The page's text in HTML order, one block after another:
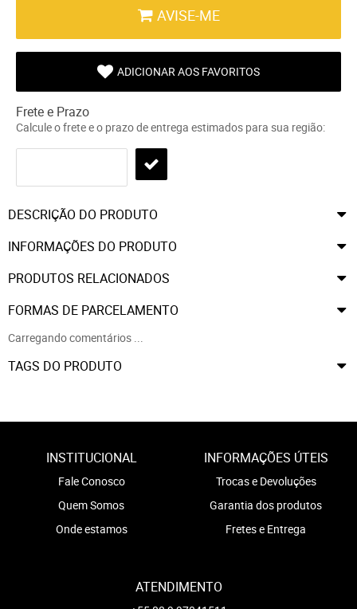
AVISE-ME
ADICIONAR AOS FAVORITOS
Frete e Prazo
Calcule o frete e o prazo de entrega estimados para sua região:
DESCRIÇÃO DO PRODUTO
INFORMAÇÕES DO PRODUTO
PRODUTOS RELACIONADOS
FORMAS DE PARCELAMENTO
Carregando comentários ...
TAGS DO PRODUTO
INSTITUCIONAL
Fale Conosco
Quem Somos
Onde estamos
INFORMAÇÕES ÚTEIS
Trocas e Devoluções
Garantia dos produtos
Fretes e Entrega
ATENDIMENTO